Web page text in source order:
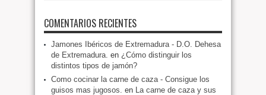
COMENTARIOS RECIENTES
Jamones Ibéricos de Extremadura - D.O. Dehesa
de Extremadura. en ¿Cómo distinguir los
distintos tipos de jamón?
Como cocinar la carne de caza - Consigue los
guisos mas jugosos. en La carne de caza y sus